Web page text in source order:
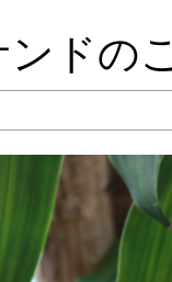
ンドの